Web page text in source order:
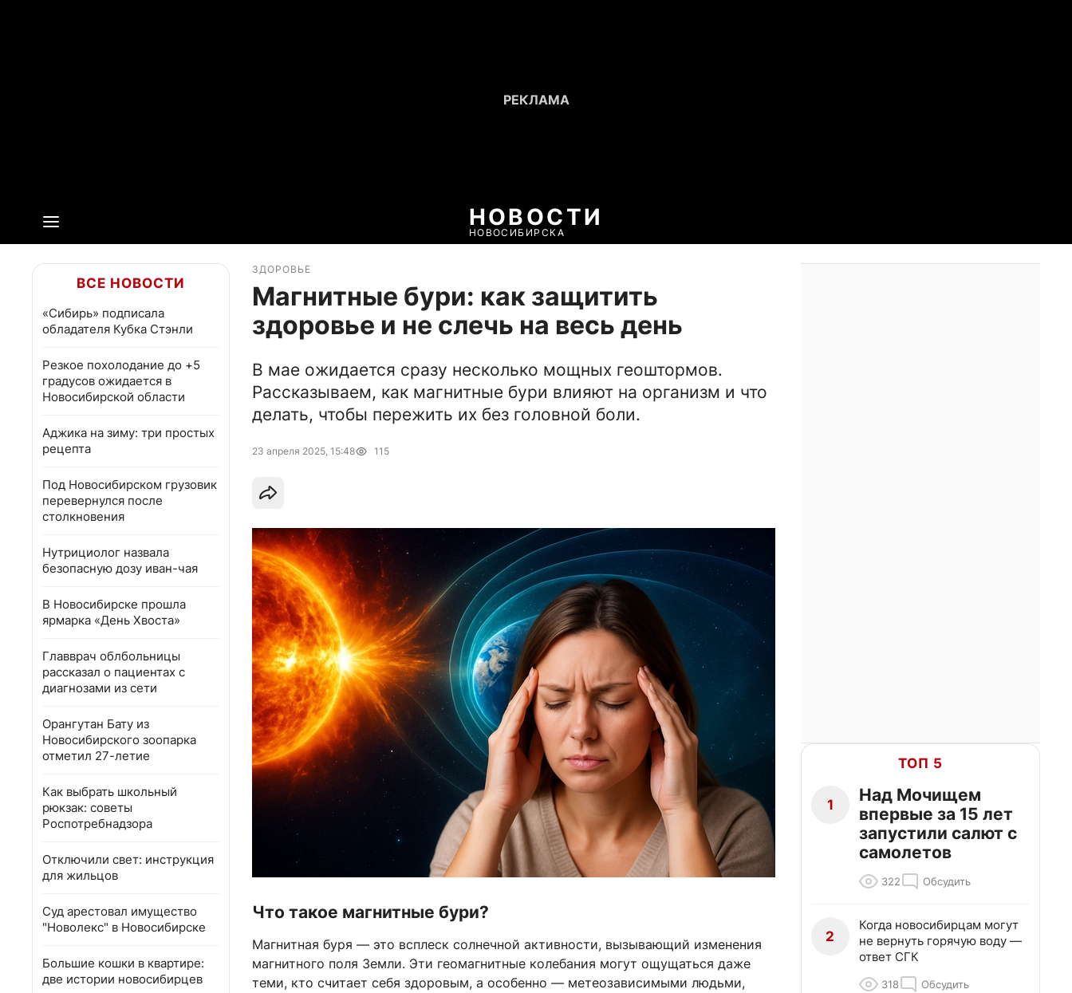
НОВОСТИ
НОВОСИБИРСКА
ВСЕ НОВОСТИ
«Сибирь» подписала
обладателя Кубка Стэнли
Резкое похолодание до +5
градусов ожидается в
Новосибирской области
Аджика на зиму: три простых
рецепта
Под Новосибирском грузовик
перевернулся после
столкновения
Нутрициолог назвала
безопасную дозу иван-чая
В Новосибирске прошла
ярмарка «День Хвоста»
Главврач облбольницы
рассказал о пациентах с
диагнозами из сети
Орангутан Бату из
Новосибирского зоопарка
отметил 27-летие
Как выбрать школьный
рюкзак: советы
Роспотребнадзора
Отключили свет: инструкция
для жильцов
Суд арестовал имущество
"Новолекс" в Новосибирске
Большие кошки в квартире:
две истории новосибирцев
ЗДОРОВЬЕ
Магнитные бури: как защитить
здоровье и не слечь на весь день
В мае ожидается сразу несколько мощных геоштормов.
Рассказываем, как магнитные бури влияют на организм и что
делать, чтобы пережить их без головной боли.
23 апреля 2025, 15:48 115
Что такое магнитные бури?
Магнитная буря — это всплеск солнечной активности, вызывающий изменения
магнитного поля Земли. Эти геомагнитные колебания могут ощущаться даже
теми, кто считает себя здоровым, а особенно — метеозависимыми людьми,
ТОП 5
1
Над Мочищем
впервые за 15 лет
запустили салют с
самолетов
322 Обсудить
2
Когда новосибирцам могут
не вернуть горячую воду —
ответ СГК
318 Обсудить